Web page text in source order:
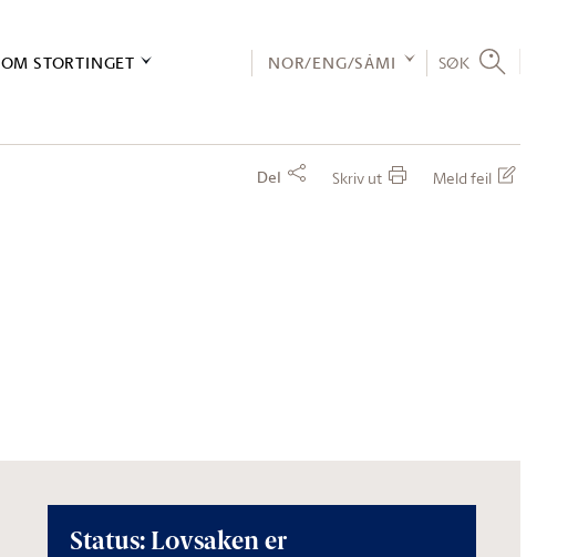
OM STORTINGET NOR/ENG/SÁMI SØK
Del Skriv ut Meld feil
Status: Lovsaken er